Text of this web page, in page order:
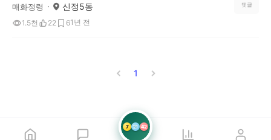
매화정령 신정5동
1.5천 22 61년 전
댓글
1
7 21 42